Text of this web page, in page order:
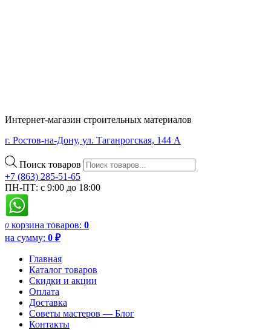
Интернет-магазин строительных материалов
г. Ростов-на-Дону, ул. Таганрогская, 144 А
Поиск товаров
+7 (863) 285-51-65
ПН-ПТ: с 9:00 до 18:00
0 корзина товаров: 0
на сумму: 0 ₽
Главная
Каталог товаров
Скидки и акции
Оплата
Доставка
Советы мастеров — Блог
Контакты